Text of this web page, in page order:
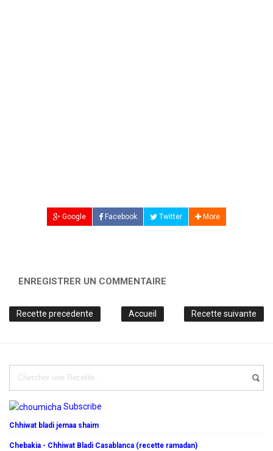
Google Facebook Twitter More
ENREGISTRER UN COMMENTAIRE
Recette precedente Recette suivante
Accueil
Subscribe
Chhiwat bladi jemaa shaim
Chebakia - Chhiwat Bladi Casablanca (recette ramadan)